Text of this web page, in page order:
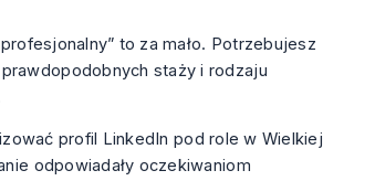
to za mało. Potrzebujesz
staży i rodzaju
profil LinkedIn pod role w Wielkiej
odpowiadały oczekiwaniom